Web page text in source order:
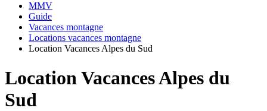
MMV
Guide
Vacances montagne
Locations vacances montagne
Location Vacances Alpes du Sud
Location Vacances Alpes du
Sud